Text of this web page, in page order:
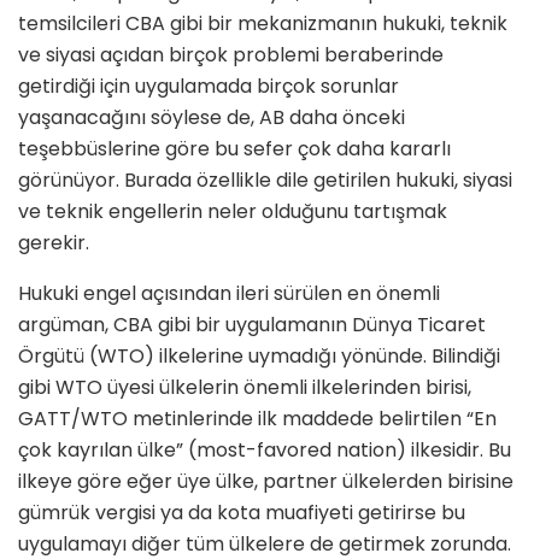
temsilcileri CBA gibi bir mekanizmanın hukuki, teknik
ve siyasi açıdan birçok problemi beraberinde
getirdiği için uygulamada birçok sorunlar
yaşanacağını söylese de, AB daha önceki
teşebbüslerine göre bu sefer çok daha kararlı
görünüyor. Burada özellikle dile getirilen hukuki, siyasi
ve teknik engellerin neler olduğunu tartışmak
gerekir.
Hukuki engel açısından ileri sürülen en önemli
argüman, CBA gibi bir uygulamanın Dünya Ticaret
Örgütü (WTO) ilkelerine uymadığı yönünde. Bilindiği
gibi WTO üyesi ülkelerin önemli ilkelerinden birisi,
GATT/WTO metinlerinde ilk maddede belirtilen “En
çok kayrılan ülke” (most-favored nation) ilkesidir. Bu
ilkeye göre eğer üye ülke, partner ülkelerden birisine
gümrük vergisi ya da kota muafiyeti getirirse bu
uygulamayı diğer tüm ülkelere de getirmek zorunda.